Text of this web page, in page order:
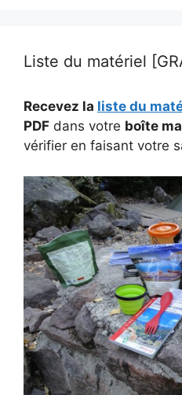
Liste du matériel
Recevez la liste du
PDF dans votre boîte
vérifier en faisant votre